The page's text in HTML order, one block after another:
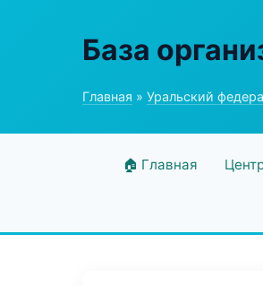
База
Главная » Уральский
🏠 Главная